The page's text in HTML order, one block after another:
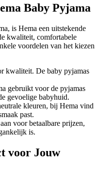
Baby Pyjama
is Hema een uitstekende
kwaliteit, comfortabele
voordelen van het kiezen
kwaliteit. De baby pyjamas
gebruikt voor de pyjamas
gevoelige babyhuid.
kleuren, bij Hema vind
past.
voor betaalbare prijzen,
is.
voor Jouw